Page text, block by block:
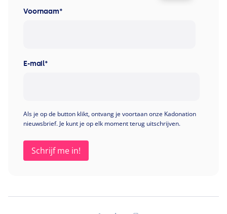
Voornaam*
E-mail*
Als je op de button klikt, ontvang je voortaan onze Kadonation
nieuwsbrief. Je kunt je op elk moment terug uitschrijven.